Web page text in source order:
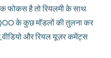
फोकस है तो रियलमी के साथ
के कुछ मॉडलों की तुलना कर
वीडियो और रियल यूज़र कमेंट्स